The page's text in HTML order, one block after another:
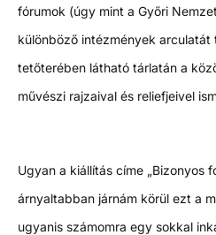
fórumok (úgy mint a Győri
különböző intézmények
tetőterében látható tárlatán a
művészi rajzaival és reliefjeivel
Ugyan a kiállítás címe „Bizonyos
árnyaltabban járnám körül ezt a
ugyanis számomra egy sokkal